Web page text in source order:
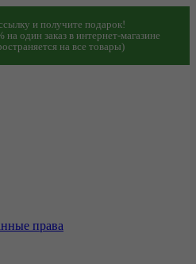
и получите подарок!
один заказ в интернет-магазине
на все товары)
права